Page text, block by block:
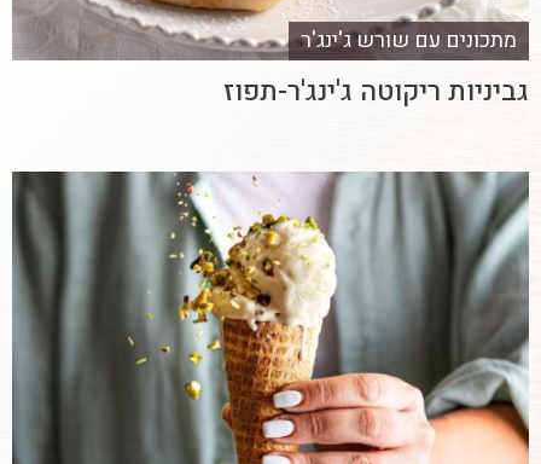
מתכונים עם שורש ג'ינג'ר
גביניות ריקוטה ג'ינג'ר-תפוז